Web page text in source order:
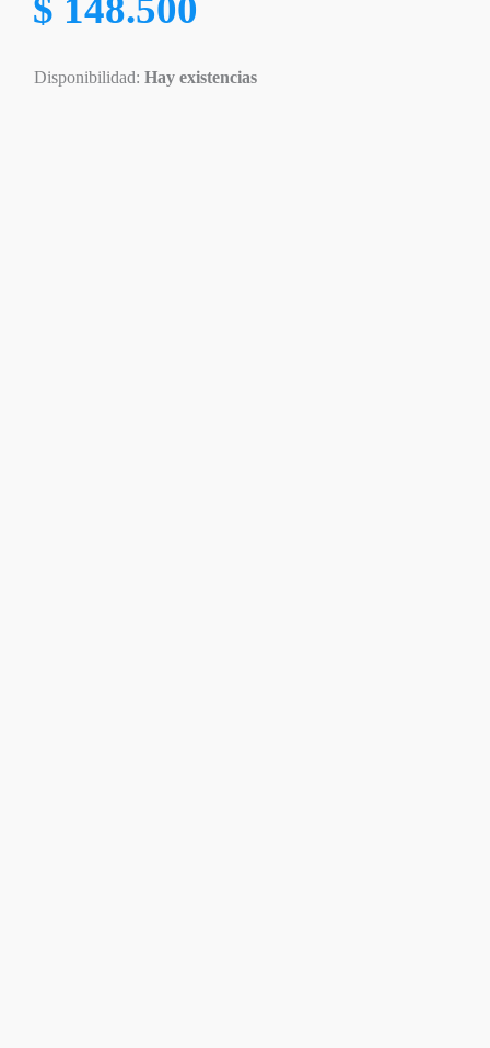
$ 148.500
Disponibilidad: Hay existencias